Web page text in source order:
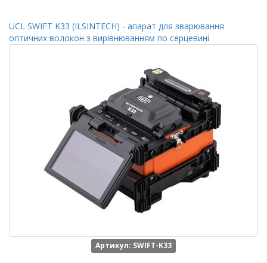
UCL SWIFT K33 (ILSINTECH) - апарат для зварювання
оптичних волокон з вирівнюванням по серцевині
Артикул: SWIFT-K33